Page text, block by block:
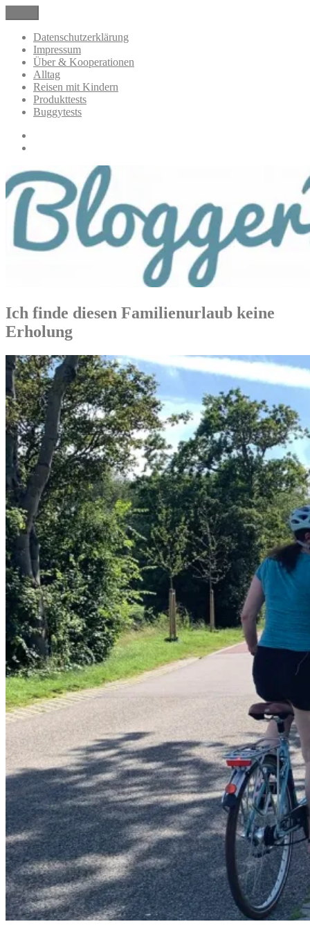
Inhalt
springen
BloggerMumOf3Boys Mamablog
Mamablog über das Leben mit drei Kindern mit Produkttests und
Alltagsthemen
Datenschutzerklärung
Impressum
Über & Kooperationen
Alltag
Reisen mit Kindern
Produkttests
Buggytests
Ich finde diesen Familienurlaub keine
Erholung